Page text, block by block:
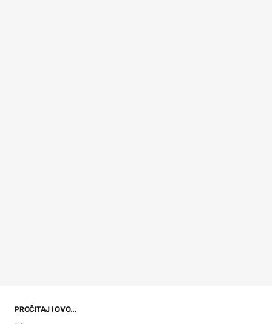
PROČITAJ I OVO...